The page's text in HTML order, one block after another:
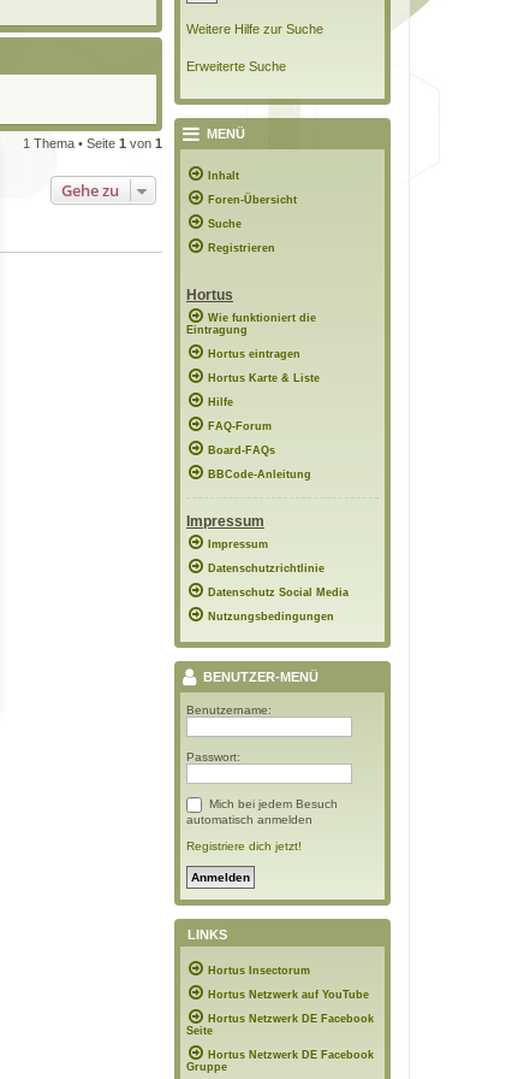
1 Thema • Seite 1 von 1
Gehe zu
Weitere Hilfe zur Suche
Erweiterte Suche
MENÜ
Inhalt
Foren-Übersicht
Suche
Registrieren
Hortus
Wie funktioniert die
Eintragung
Hortus eintragen
Hortus Karte & Liste
Hilfe
FAQ-Forum
Board-FAQs
BBCode-Anleitung
Impressum
Impressum
Datenschutzrichtlinie
Datenschutz Social Media
Nutzungsbedingungen
BENUTZER-MENÜ
Benutzername:
Passwort:
Mich bei jedem Besuch
automatisch anmelden
Registriere dich jetzt!
LINKS
Hortus Insectorum
Hortus Netzwerk auf YouTube
Hortus Netzwerk DE Facebook
Seite
Hortus Netzwerk DE Facebook
Gruppe